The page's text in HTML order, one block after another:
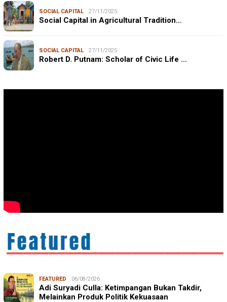
SOCIAL CAPITAL 27/11/2025
Social Capital in Agricultural Tradition…
SOCIAL CAPITAL 27/11/2025
Robert D. Putnam: Scholar of Civic Life …
FEATURED 06/08/2026
Adi Suryadi Culla: Ketimpangan Bukan Takdir,
Melainkan Produk Politik Kekuasaan